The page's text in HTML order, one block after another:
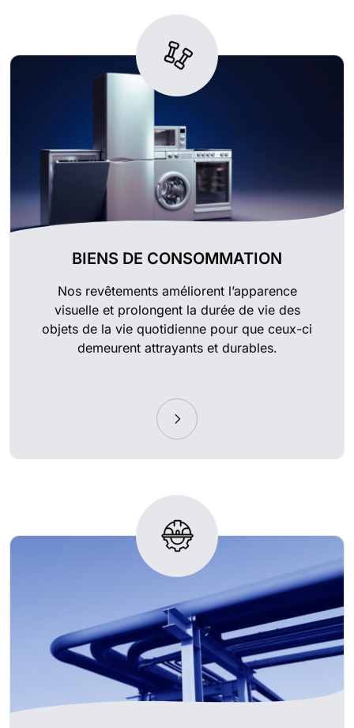
BIENS DE CONSOMMATION
Nos revêtements améliorent l’apparence
visuelle et prolongent la durée de vie des
objets de la vie quotidienne pour que ceux-ci
demeurent attrayants et durables.